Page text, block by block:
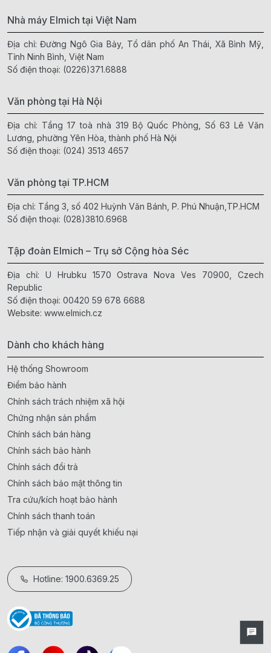
Nhà máy Elmich tại Việt Nam
Địa chỉ: Đường Ngô Gia Bảy, Tổ dân phố An Thái, Xã Bình Mỹ,
Tỉnh Ninh Bình, Việt Nam
Số điện thoại: (0226)371.6888
Văn phòng tại Hà Nội
Địa chỉ: Tầng 17 toà nhà 319 Bộ Quốc Phòng, Số 63 Lê Văn
Lương, phường Yên Hòa, thành phố Hà Nội
Số điện thoại: (024) 3513 4657
Văn phòng tại TP.HCM
Địa chỉ: Tầng 3, số 402 Huỳnh Văn Bánh, P. Phú Nhuận,TP.HCM
Số điện thoại: (028)3810.6968
Tập đoàn Elmich – Trụ sở Cộng hòa Séc
Địa chỉ: U Hrubku 1570 Ostrava Nova Ves 70900, Czech
Republic
Số điện thoại: 00420 59 678 6688
Website: www.elmich.cz
Dành cho khách hàng
Hệ thống Showroom
Điểm bảo hành
Chính sách trách nhiệm xã hội
Chứng nhận sản phẩm
Chính sách bán hàng
Chính sách bảo hành
Chính sách đổi trả
Chính sách bảo mật thông tin
Tra cứu/kích hoạt bảo hành
Chính sách thanh toán
Tiếp nhận và giải quyết khiếu nại
Hotline: 1900.6369.25